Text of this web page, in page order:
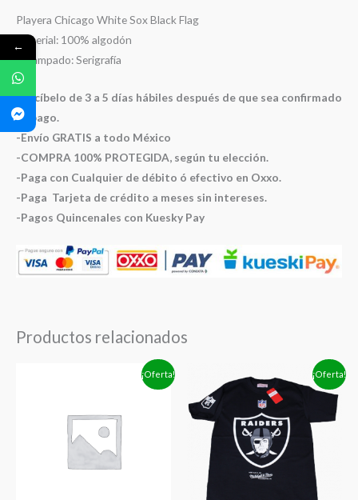
Playera Chicago White Sox Black Flag
Material: 100% algodón
Estampado: Serigrafía
-Recíbelo de 3 a 5 días hábiles después de que sea confirmado
tu pago.
-Envío GRATIS a todo México
-COMPRA 100% PROTEGIDA, según tu elección.
-Paga con Cualquier de débito ó efectivo en Oxxo.
-Paga Tarjeta de crédito a meses sin intereses.
-Pagos Quincenales con Kuesky Pay
Productos relacionados
¡Oferta!
$499.00.$299.00.
¡Oferta!
precio
$499.00.
precio
actual
es:
$299.00.
←